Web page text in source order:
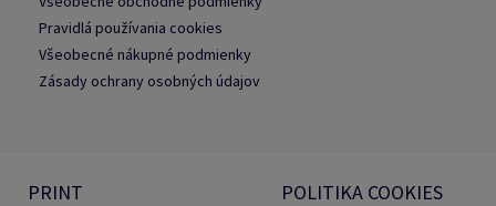
Pravidlá používania cookies
Všeobecné nákupné podmienky
Zásady ochrany osobných údajov
PRINT
POLITIKA COOKIES